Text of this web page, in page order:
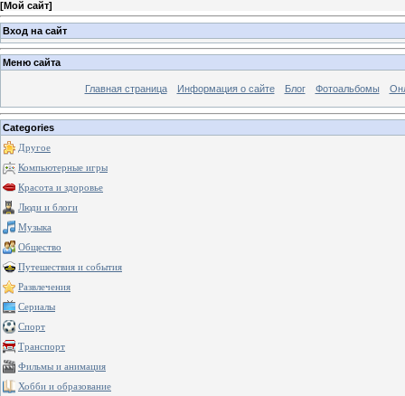
[Мой сайт]
Вход на сайт
Меню сайта
Главная страница Информация о сайте Блог Фотоальбомы
Categories
Другое
Компьютерные игры
Красота и здоровье
Люди и блоги
Музыка
Общество
Путешествия и события
Развлечения
Сериалы
Спорт
Транспорт
Фильмы и анимация
Хобби и образование